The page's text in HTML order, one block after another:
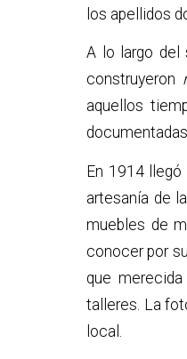
los apellidos
A lo largo del
construyeron
aquellos
En 1914
artesanía de
muebles de
conocer por
que
talleres. La
local.